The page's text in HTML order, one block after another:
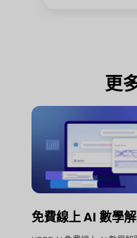
更
免費線上 AI 數學